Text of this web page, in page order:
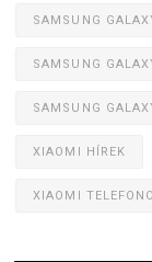
SAMSUNG
SAMSUNG
SAMSUNG
XIAOMI HÍREK
XIAOMI